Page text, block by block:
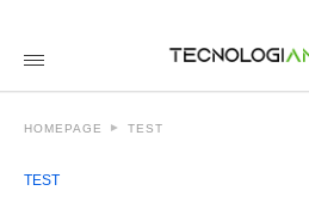
ambienteit
quale-
HOMEPAGE TEST
TEST